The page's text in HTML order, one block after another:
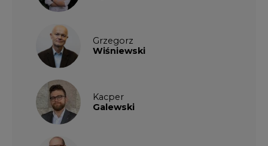
Grzegorz
Wiśniewski
Kacper
Galewski